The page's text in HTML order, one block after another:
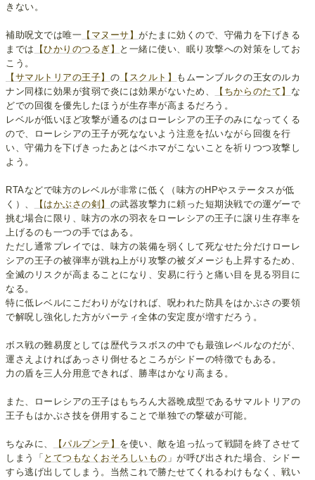
きない。
補助呪文では唯一 【マヌーサ】がたまに効くので、守備力を下げきる
までは
【ひかりのつるぎ】
と一緒に使い、眠り攻撃への対策をしてお
こう。
【サマルトリアの王子】 の 【スクルト】
もムーンブルクの王女のルカ
ナン同様に効果が貧弱で炎には効果がないため、
【ちからのたて】 な
どでの回復を優先したほうが生存率が高まるだろう。
レベルが低いほど攻撃が通るのはローレシアの王子のみになってくる
ので、ローレシアの王子が死なないよう注意を払いながら回復を行
い、守備力を下げきったあとはベホマがこないことを祈りつつ攻撃し
よう。
RTAなどで味方のレベルが非常に低く（味方のHPやステータスが低
く）、
【はかぶさの剣】 の武器攻撃力に頼った短期決戦での運ゲーで
挑む場合に限り、味方の水の羽衣をローレシアの王子に譲り生存率を
上げるのも一つの手ではある。
ただし通常プレイでは、味方の装備を弱くして死なせた分だけローレ
シアの王子の被弾率が跳ね上がり攻撃の被ダメージも上昇するため、
全滅のリスクが高まることになり、安易に行うと痛い目を見る羽目に
なる。
特に低レベルにこだわりがなければ、呪われた防具をはかぶさの要領
で解呪し強化した方がパーティ全体の安定度が増すだろう。
ボス戦の難易度としては歴代ラスボスの中でも最強レベルなのだが、
運さえよければあっさり倒せるところがシドーの特徴でもある。
力の盾を三人分用意できれば、勝率はかなり高まる。
また、ローレシアの王子はもちろん大器晩成型であるサマルトリアの
王子もはかぶさ技を併用することで単独での撃破が可能。
ちなみに、 【パルプンテ】 を使い、敵を追っ払って戦闘を終了させて
しまう「 とてつもなくおそろしいもの 」が呼び出された場合、シドー
すら逃げ出してしまう。当然これで勝たせてくれるわけもなく、戦い